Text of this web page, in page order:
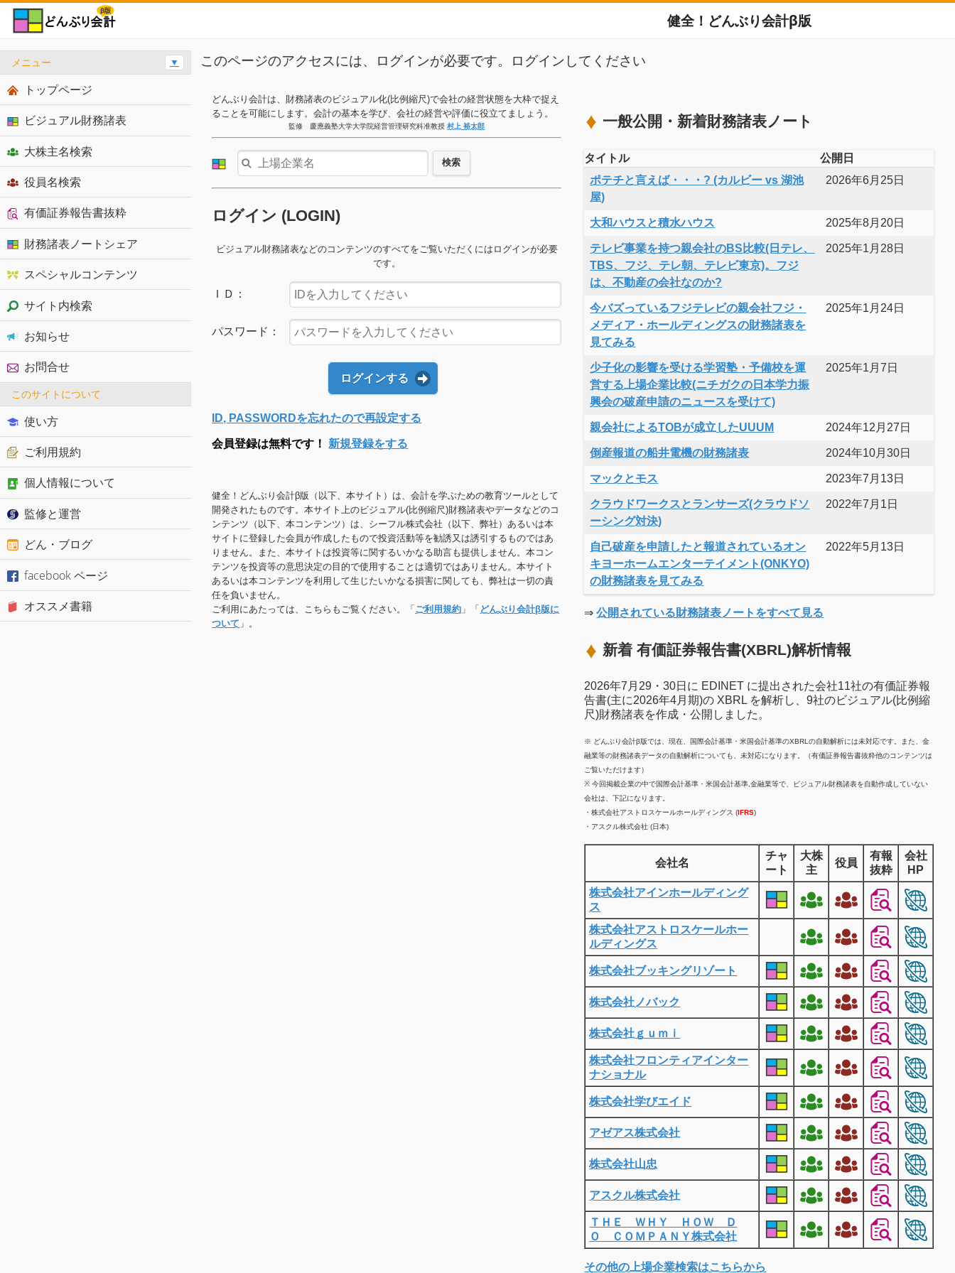
健全！どんぶり会計β版
このページのアクセスには、ログインが必要です。ログインしてください
どんぶり会計は、財務諸表のビジュアル化(比例縮尺)で会社の経営状態を大枠で捉え
ることを可能にします。会計の基本を学び、会社の経営や評価に役立てましょう。
監修 慶應義塾大学大学院経営管理研究科准教授村上 裕太郎
検索
ログイン (LOGIN)
ビジュアル財務諸表などのコンテンツのすべてをご覧いただくにはログインが必要
です。
ＩＤ：
パスワード：
ログインする
ID, PASSWORDを忘れたので再設定する
会員登録は無料です！ 新規登録をする
健全！どんぶり会計β版（以下、本サイト）は、会計を学ぶための教育ツールとして
開発されたものです。本サイト上のビジュアル(比例縮尺)財務諸表やデータなどのコ
ンテンツ（以下、本コンテンツ）は、シーフル株式会社（以下、弊社）あるいは本
サイトに登録した会員が作成したもので投資活動等を勧誘又は誘引するものではあ
りません。また、本サイトは投資等に関するいかなる助言も提供しません。本コン
テンツを投資等の意思決定の目的で使用することは適切ではありません。本サイト
あるいは本コンテンツを利用して生じたいかなる損害に関しても、弊社は一切の責
任を負いません。
ご利用にあたっては、こちらもご覧ください。「ご利用規約 」「 どんぶり会計β版に
ついて 」。
一般公開・新着財務諸表ノート
タイトル
公開日
ポテチと言えば・・・? (カルビー vs 湖池
屋)
2026年6月25日
大和ハウスと積水ハウス 2025年8月20日
テレビ事業を持つ親会社のBS比較(日テレ、
TBS、フジ、テレ朝、テレビ東京)。フジ
は、不動産の会社なのか?
2025年1月28日
今バズっているフジテレビの親会社フジ・
メディア・ホールディングスの財務諸表を
見てみる
2025年1月24日
少子化の影響を受ける学習塾・予備校を運
営する上場企業比較(ニチガクの日本学力振
興会の破産申請のニュースを受けて)
2025年1月7日
親会社によるTOBが成立したUUUM 2024年12月27日
倒産報道の船井電機の財務諸表 2024年10月30日
マックとモス 2023年7月13日
クラウドワークスとランサーズ(クラウドソ
ーシング対決)
2022年7月1日
自己破産を申請したと報道されているオン
キヨーホームエンターテイメント(ONKYO)
の財務諸表を見てみる
2022年5月13日
⇒公開されている財務諸表ノートをすべて見る
新着 有価証券報告書(XBRL)解析情報
2026年7月29・30日に EDINET に提出された会社11社の有価証券報
告書(主に2026年4月期)の XBRL を解析し、9社のビジュアル(比例縮
尺)財務諸表を作成・公開しました。
※ どんぶり会計β版では、現在、国際会計基準・米国会計基準のXBRLの自動解析には未対応です。また、金
融業等の財務諸表データの自動解析についても、未対応になります。（有価証券報告書抜粋他のコンテンツは
ご覧いただけます）
※ 今回掲載企業の中で国際会計基準・米国会計基準,金融業等で、ビジュアル財務諸表を自動作成していない
会社は、下記になります。
・株式会社アストロスケールホールディングス (IFRS)
・アスクル株式会社 (日本)
会社名
チャ
ート
大株
主
役員
有報
抜粋
会社
HP
株式会社アインホールディング
ス
株式会社アストロスケールホー
ルディングス
株式会社ブッキングリゾート
株式会社ノバック
株式会社ｇｕｍｉ
株式会社フロンティアインター
ナショナル
株式会社学びエイド
アゼアス株式会社
株式会社山忠
アスクル株式会社
ＴＨＥ ＷＨＹ ＨＯＷ Ｄ
Ｏ ＣＯＭＰＡＮＹ株式会社
その他の上場企業検索はこちらから
メニュー ▼
トップページ
ビジュアル財務諸表
大株主名検索
役員名検索
有価証券報告書抜粋
財務諸表ノートシェア
スペシャルコンテンツ
サイト内検索
お知らせ
お問合せ
このサイトについて
使い方
ご利用規約
個人情報について
監修と運営
どん・ブログ
facebook ページ
オススメ書籍